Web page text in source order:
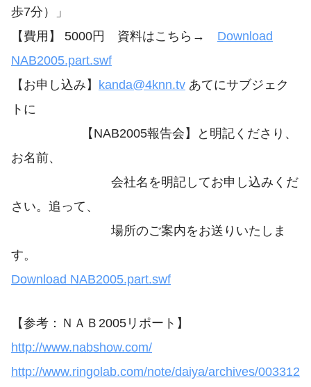
歩7分）」
【費用】 5000円 資料はこちら→ Download
NAB2005.part.swf
【お申し込み】 kanda@4knn.tv あてにサブジェク
トに
【NAB2005報告会】と明記くださり、
お名前、
会社名を明記してお申し込みくだ
さい。追って、
場所のご案内をお送りいたしま
す。
Download NAB2005.part.swf
【参考：ＮＡＢ2005リポート】
http://www.nabshow.com/
http://www.ringolab.com/note/daiya/archives/003312